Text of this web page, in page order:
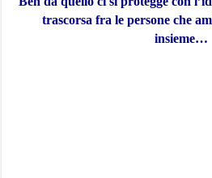
trascorsa fra le persone che
insieme…